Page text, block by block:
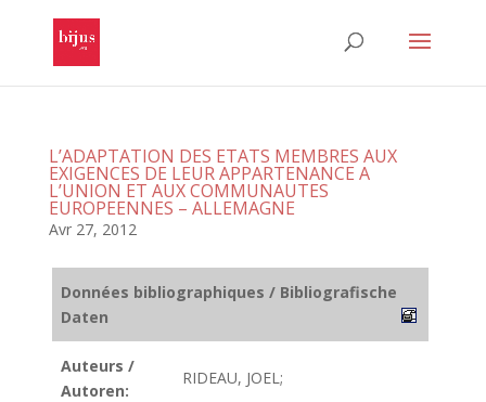
L’ADAPTATION DES ETATS MEMBRES AUX
EXIGENCES DE LEUR APPARTENANCE A
L’UNION ET AUX COMMUNAUTES
EUROPEENNES – ALLEMAGNE
Avr 27, 2012
Données bibliographiques / Bibliografische
Daten
Auteurs /
Autoren:
RIDEAU, JOEL;